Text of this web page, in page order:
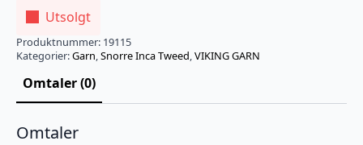
Utsolgt
Produktnummer: 19115
Kategorier:Garn,Snorre Inca Tweed,VIKING GARN
Omtaler (0)
Omtaler